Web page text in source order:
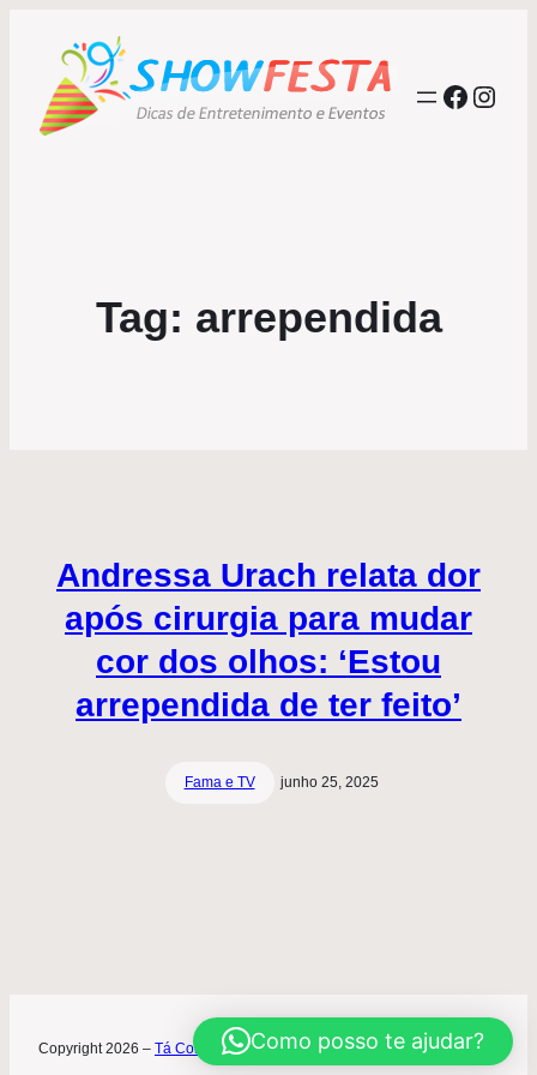
Tag: arrependida
Andressa Urach relata dor
após cirurgia para mudar
cor dos olhos: ‘Estou
arrependida de ter feito’
Fama e TV junho 25, 2025
Copyright 2026 – Tá Contratado Desenvolvimento World Office
Como posso te ajudar?